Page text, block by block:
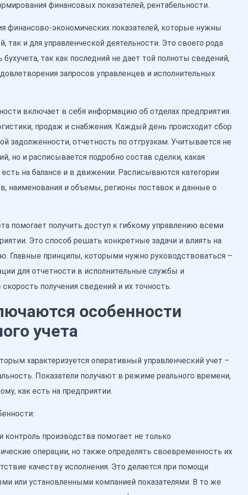
финансовых показателей, рентабельности.
финансово-экономических показателей, которые нужны
так и для управленческой деятельности. Это своего рода
так как последний не дает той полноты сведений,
запросов управленцев и исполнительных
включает в себя информацию об отделах предприятия.
продаж и снабжения. Каждый день происходит сбор
задолженности, отчетность по отгрузкам. Учитывается не
но и расписывается подробно состав сделки, какая
на балансе и в движении. Расписываются категории
наименования и объемы, регионы поставок и данные о
помогает получить доступ к гибкому управлению всеми
Это способ решать конкретные задачи и влиять на
Главные принципы, которыми нужно руководствоваться –
для отчетности в исполнительные службы и
получения сведений и их точность.
особенности
учета
характеризуется оперативный управленческий учет –
Показатели получают в режиме реального времени,
как есть на предприятии.
контроль производства помогает не только
операции, но также определять своевременность их
качеству исполнения. Это делается при помощи
или установленными компанией показателями. В то же